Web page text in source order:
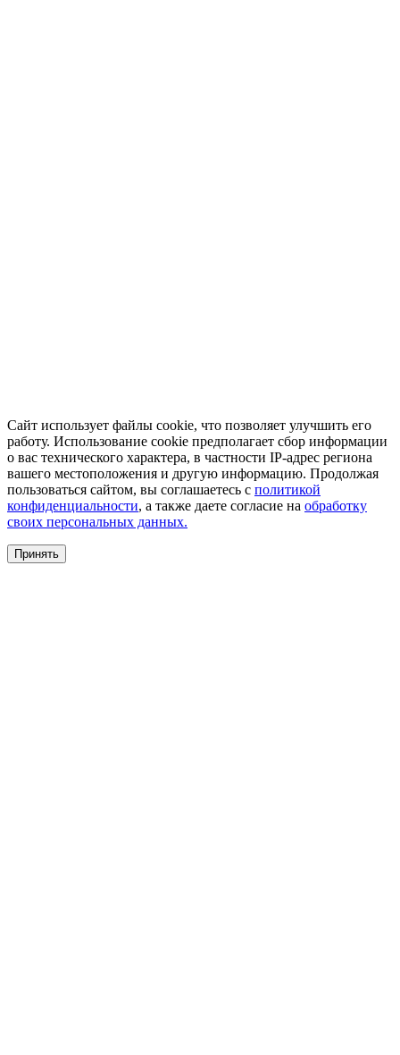
Сайт использует файлы cookie, что позволяет улучшить его
работу. Использование cookie предполагает сбор информации
о вас технического характера, в частности IP-адрес региона
вашего местоположения и другую информацию. Продолжая
пользоваться сайтом, вы соглашаетесь с политикой
конфиденциальности, а также даете согласие на обработку
своих персональных данных.
Принять